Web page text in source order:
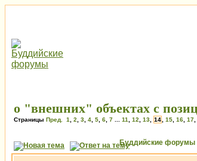
о "внешних" объектах с
Страницы Пред. 1 2 3 4 5 6 7 11 12 13 14 15 16 17
Буддийские форумы